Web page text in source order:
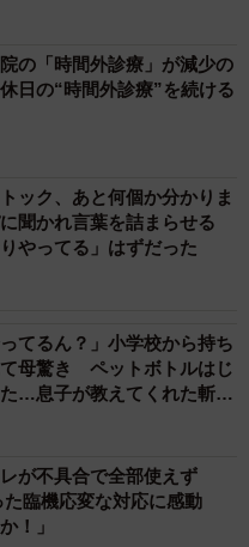
の「時間外診療」が減少の
日の“時間外診療”を続ける
ック、あと何個か分かりま
聞かれ言葉を詰まらせる
やってる」はずだった
てるん？」小学校から持ち
母驚き ペットボトルはじ
…息子が教えてくれた斬新
が不具合で全部使えず
臨機応変な対応に感動
！」